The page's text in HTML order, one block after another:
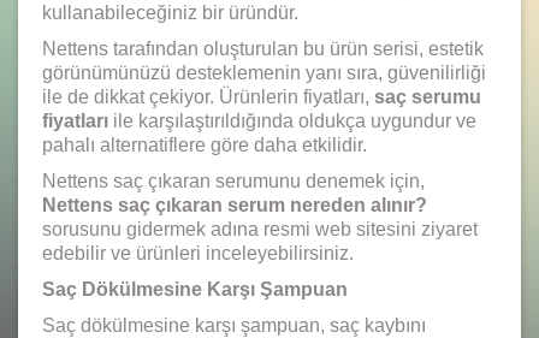
kullanabileceğiniz bir üründür.
Nettens tarafından oluşturulan bu ürün serisi, estetik
görünümünüzü desteklemenin yanı sıra, güvenilirliği
ile de dikkat çekiyor. Ürünlerin fiyatları, saç serumu
fiyatları ile karşılaştırıldığında oldukça uygundur ve
pahalı alternatiflere göre daha etkilidir.
Nettens saç çıkaran serumunu denemek için,
Nettens saç çıkaran serum nereden alınır?
sorusunu gidermek adına resmi web sitesini ziyaret
edebilir ve ürünleri inceleyebilirsiniz.
Saç Dökülmesine Karşı Şampuan
Saç dökülmesine karşı şampuan, saç kaybını